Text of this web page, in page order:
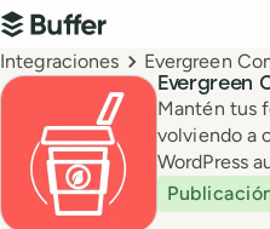
Navegación principal
Buffer
Breadcrumbs
Integraciones Evergreen
Evergreen
Mantén tus
volviendo a
WordPress